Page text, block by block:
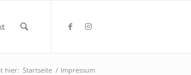
hier: Startseite / Impressum